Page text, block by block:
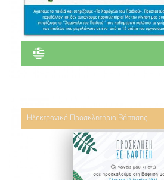
Ηλεκτρονικό Προσκλητήριο Βάπτισης